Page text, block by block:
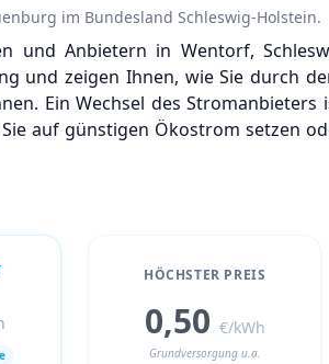
im Bundesland Schleswig-Holstein.
und Anbietern in Wentorf,
und zeigen Ihnen, wie Sie durch
Ein Wechsel des
auf günstigen Ökostrom setzen
HÖCHSTER PREIS
0,50 €/kWh
Grundversorgung u.a.